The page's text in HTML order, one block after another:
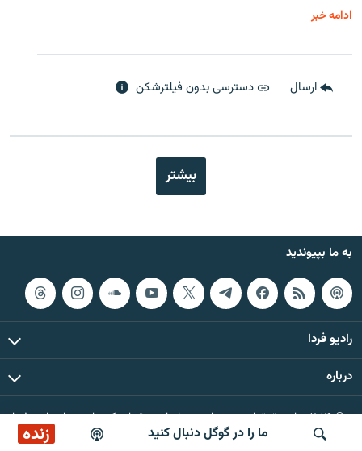
ما را در گوگل دنبال کنید زنده پخش آنلاین
ادامه خبر
ارسال دسترسی بدون فیلترشکن
بیشتر
به ما بپیوندید
رادیو فردا
درباره
© ۲۰۲۶ تمام حقوق این وب‌سایت، بر اساس مقررات کپی‌رایت، برای رادیو فردا
محفوظ است.